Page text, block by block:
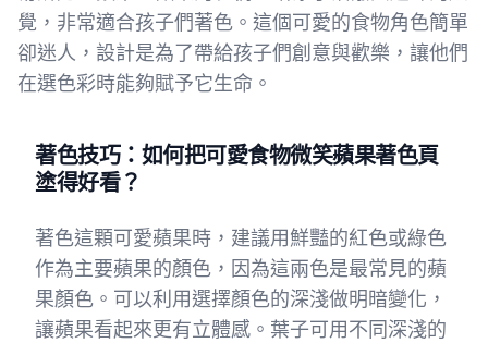
覺，非常適合孩子們著色。這個可愛的食物角色簡單
卻迷人，設計是為了帶給孩子們創意與歡樂，讓他們
在選色彩時能夠賦予它生命。
著色技巧：如何把可愛食物微笑蘋果著色頁
塗得好看？
著色這顆可愛蘋果時，建議用鮮豔的紅色或綠色
作為主要蘋果的顏色，因為這兩色是最常見的蘋
果顏色。可以利用選擇顏色的深淺做明暗變化，
讓蘋果看起來更有立體感。葉子可用不同深淺的